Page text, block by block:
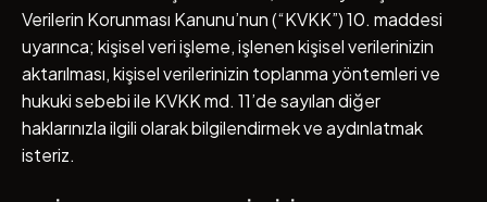
Verilerin Korunması Kanunu’nun (“KVKK”) 10. maddesi
uyarınca; kişisel veri işleme, işlenen kişisel verilerinizin
aktarılması, kişisel verilerinizin toplanma yöntemleri ve
hukuki sebebi ile KVKK md. 11’de sayılan diğer
haklarınızla ilgili olarak bilgilendirmek ve aydınlatmak
isteriz.